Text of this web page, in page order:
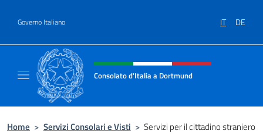
Governo Italiano IT DE
Intestazione sito, social e menù
Consolato d'Italia a Dortmund
Home > Servizi Consolari e Visti > Servizi per il cittadino straniero